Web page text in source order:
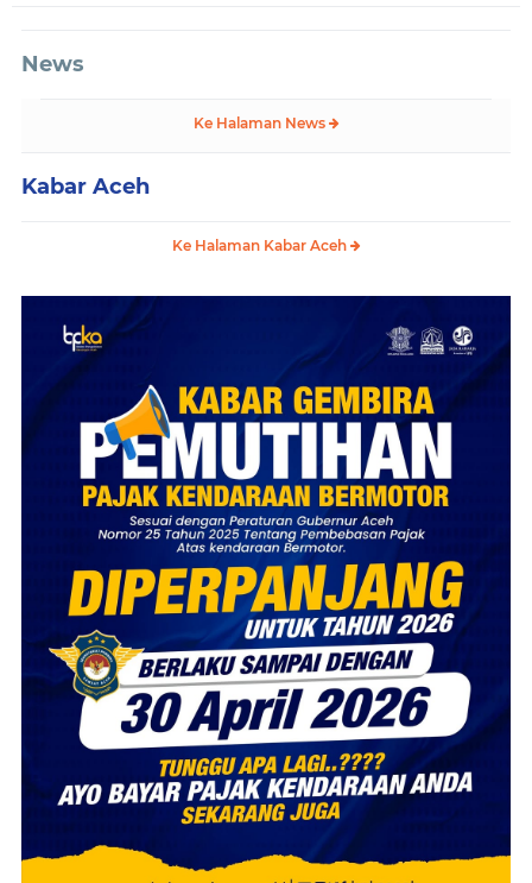
News
Ke Halaman News
Kabar Aceh
Ke Halaman Kabar Aceh